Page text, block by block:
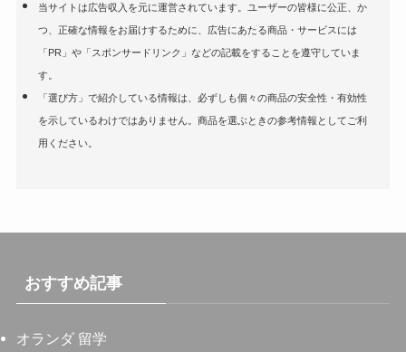
当サイトは広告収入を元に運営されています。ユーザーの皆様に公正、か
つ、正確な情報をお届けするために、広告にあたる商品・サービスには
「PR」や「スポンサードリンク」などの記載をすることを遵守していま
す。
「選び方」で紹介している情報は、必ずしも個々の商品の安全性・有効性
を示しているわけではありません。商品を選ぶときの参考情報としてご利
用ください。
おすすめ記事
オランダ 留学